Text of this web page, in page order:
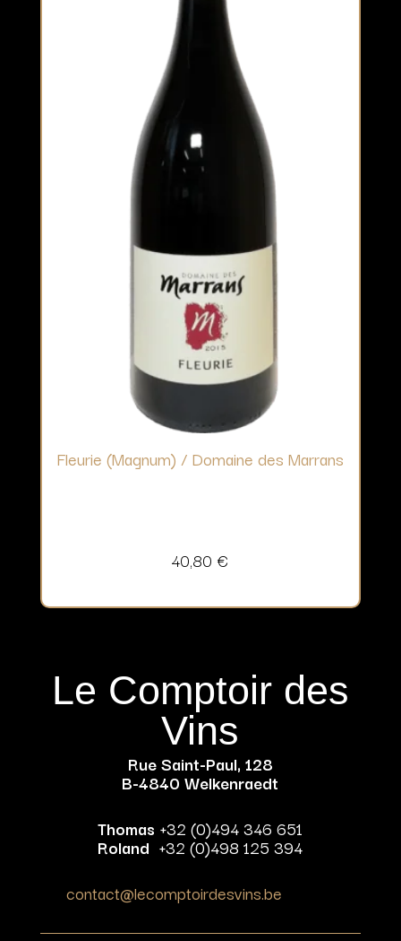
Fleurie (Magnum) / Domaine des Marrans
40,80 €
Le Comptoir des
Vins
Rue Saint-Paul, 128
B-4840 Welkenraedt
Thomas +32 (0)494 346 651
Roland +32 (0)498 125 394
contact@lecomptoirdesvins.be